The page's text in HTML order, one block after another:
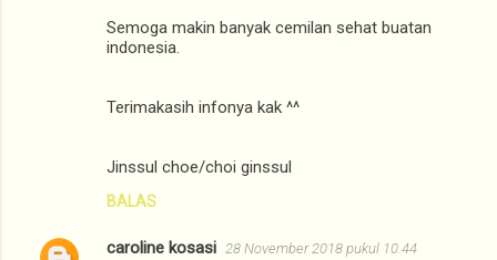
Semoga makin banyak cemilan sehat buatan
indonesia.
Terimakasih infonya kak ^^
Jinssul choe/choi ginssul
BALAS
caroline kosasi 28 November 2018 pukul 10.44